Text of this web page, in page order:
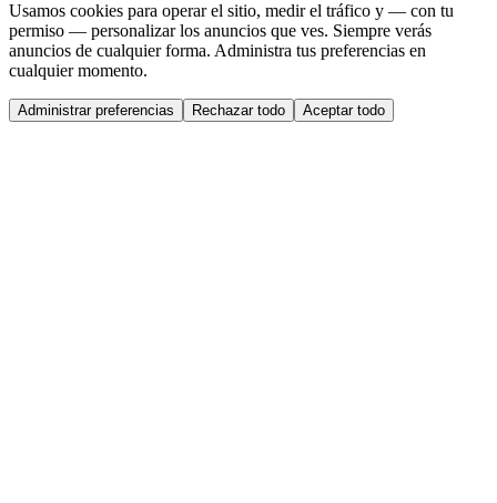
Usamos cookies para operar el sitio, medir el tráfico y — con tu
permiso — personalizar los anuncios que ves. Siempre verás
anuncios de cualquier forma. Administra tus preferencias en
cualquier momento.
Administrar preferencias Rechazar todo Aceptar todo